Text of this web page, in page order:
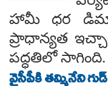
హామీ ధర
ప్రాధాన్యత
పద్ధతిలో సాగింది.
వైసీపీకి తమ్మినేని